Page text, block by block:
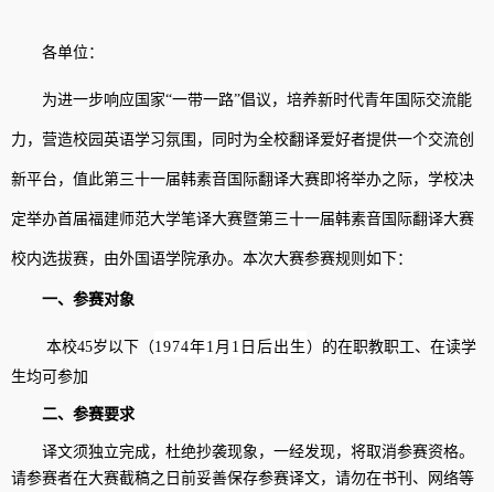
各单位：
为进一步响应国家“一带一路”倡议，培养新时代青年国际交流能
力，营造校园英语学习氛围，同时为全校翻译爱好者提供一个交流创
新平台，值此第三十一届韩素音国际翻译大赛即将举办之际，学校决
定举办首届福建师范大学笔译大赛暨第三十一届韩素音国际翻译大赛
校内选拔赛，由外国语学院承办。本次大赛参赛规则如下：
一、参赛对象
本校45岁以下 （1974年1 月 1 日后出生 ） 的在职教职工、 在读学
生均可参加
二、参赛要求
译文须独立完成，杜绝抄袭现象，一经发现，将取消参赛资格。
请参赛者在大赛截稿之日前妥善保存参赛译文，请勿在书刊、网络等